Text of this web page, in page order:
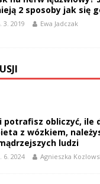
2 sposoby jak się
3. 2019 Ewa Jadczak
potrafisz obliczyć, ile
z wózkiem,
ludzi
6. 2024 Agnieszka